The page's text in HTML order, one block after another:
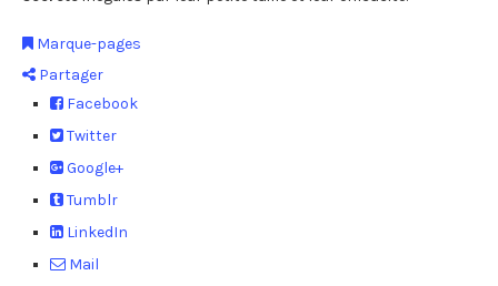
Marque-pages
Partager
Facebook
Twitter
Google+
Tumblr
LinkedIn
Mail